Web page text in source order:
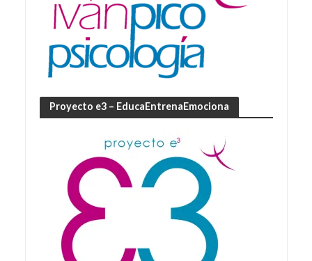
Proyecto e3 – EducaEntrenaEmociona